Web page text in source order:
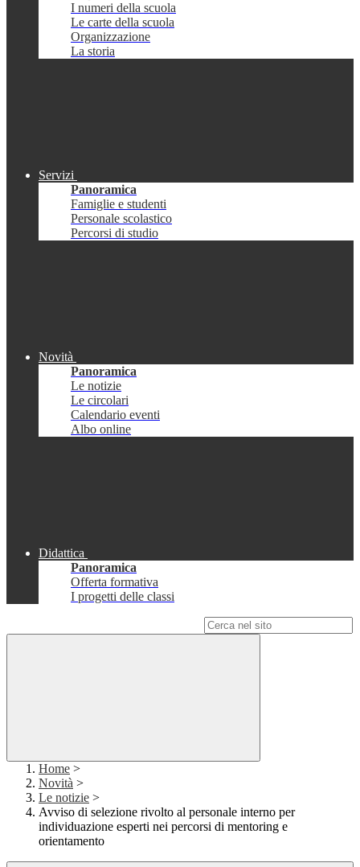
I numeri della scuola
Le carte della scuola
Organizzazione
La storia
Servizi
Panoramica
Famiglie e studenti
Personale scolastico
Percorsi di studio
Novità
Panoramica
Le notizie
Le circolari
Calendario eventi
Albo online
Didattica
Panoramica
Offerta formativa
I progetti delle classi
Home >
Novità >
Le notizie >
Avviso di selezione rivolto al personale interno per
individuazione esperti nei percorsi di mentoring e
orientamento